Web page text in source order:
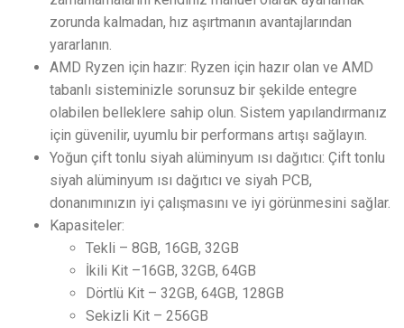
zorunda kalmadan, hız aşırtmanın avantajlarından
yararlanın.
AMD Ryzen için hazır: Ryzen için hazır olan ve AMD
tabanlı sisteminizle sorunsuz bir şekilde entegre
olabilen belleklere sahip olun. Sistem yapılandırmanız
için güvenilir, uyumlu bir performans artışı sağlayın.
Yoğun çift tonlu siyah alüminyum ısı dağıtıcı: Çift tonlu
siyah alüminyum ısı dağıtıcı ve siyah PCB,
donanımınızın iyi çalışmasını ve iyi görünmesini sağlar.
Kapasiteler:
Tekli – 8GB, 16GB, 32GB
İkili Kit –16GB, 32GB, 64GB
Dörtlü Kit – 32GB, 64GB, 128GB
Sekizli Kit – 256GB